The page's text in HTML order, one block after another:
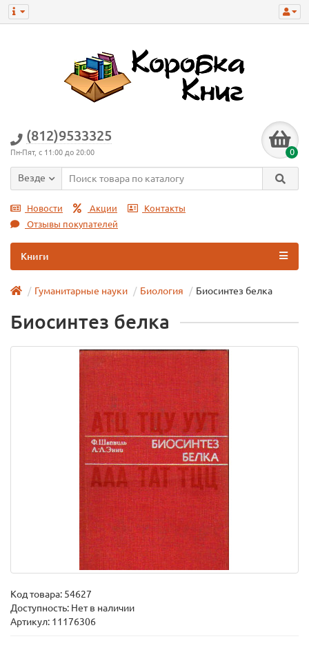
(812)9533325
Пн-Пят, с 11:00 до 20:00 0
Везде
Новости Акции
Контакты
Отзывы покупателей
Книги
Гуманитарные науки Биология Биосинтез белка
Биосинтез белка
Код товара: 54627
Доступность: Нет в наличии
Артикул: 11176306